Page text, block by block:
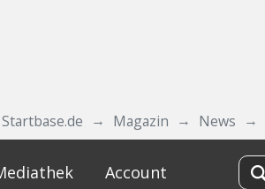
Startbase.de Magazin News
Account